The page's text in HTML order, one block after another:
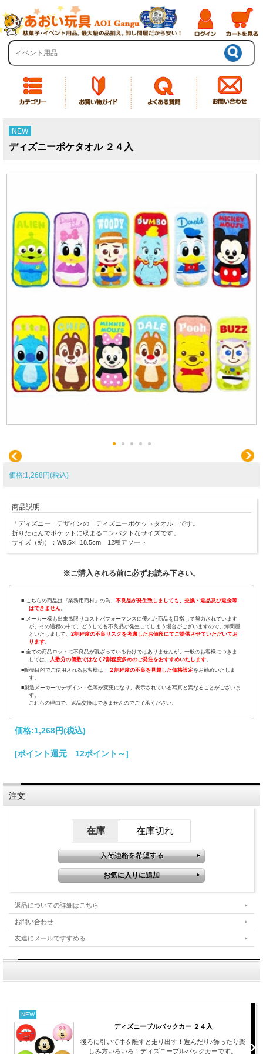
NEW
ディズニーポケタオル ２４入
価格:1,268円(税込)
商品説明
「ディズニー」デザインの「ディズニーポケットタオル」です。
折りたたんでポケットに収まるコンパクトなサイズです。
サイズ（約）：W9.5×H18.5cm 12種アソート
※ご購入される前に必ずお読み下さい。
■ こちらの商品は『業務用商材』の為、 不良品が発生致しましても、交換・返品及び返金等
はできません。
■ メーカー様も出来る限りコストパフォーマンスに優れた商品を目指して努力されています
が、その過程の中で、どうしても不良品が発生してしまう場合がございますので、卸問屋
といたしまして、2割程度の不良リスクを考慮したお値段にてご提供させていただいてお
ります
■ 全ての商品ロットに不良品が混ざっているわけではありませんが、一般のお客様につきま
しては、 人数分の個数ではなく2割程度多めのご発注をおすすめいたします。
■販売目的でご使用されるお客様は、
２割程度の不良を見越した価格設定をお勧めいたしま
す。
■製造メーカーでデザイン・色等が変更になり、表示されている写真と異なることがございま
す。
これらの理由で、返品交換はできませんのでご了承ください。
価格:1,268円(税込)
[ポイント還元 12ポイント～]
注文
在庫 在庫切れ
返品についての詳細はこちら
お問い合わせ
友達にメールですすめる
NEW
ディズニープルバックカー ２４入
後ろに引いて手を離すと走り出す！遊んだり♪飾ったり楽
しみ方いろいろ！ディズニープルバックカーです。